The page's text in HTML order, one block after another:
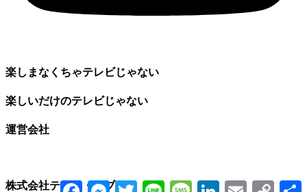
楽しまなくちゃテレビじゃない
楽しいだけのテレビじゃない
運営会社
株式会社テイク・セブン
FacebookMessenger
Twitter Line MessageLinkedInEmail
Copy